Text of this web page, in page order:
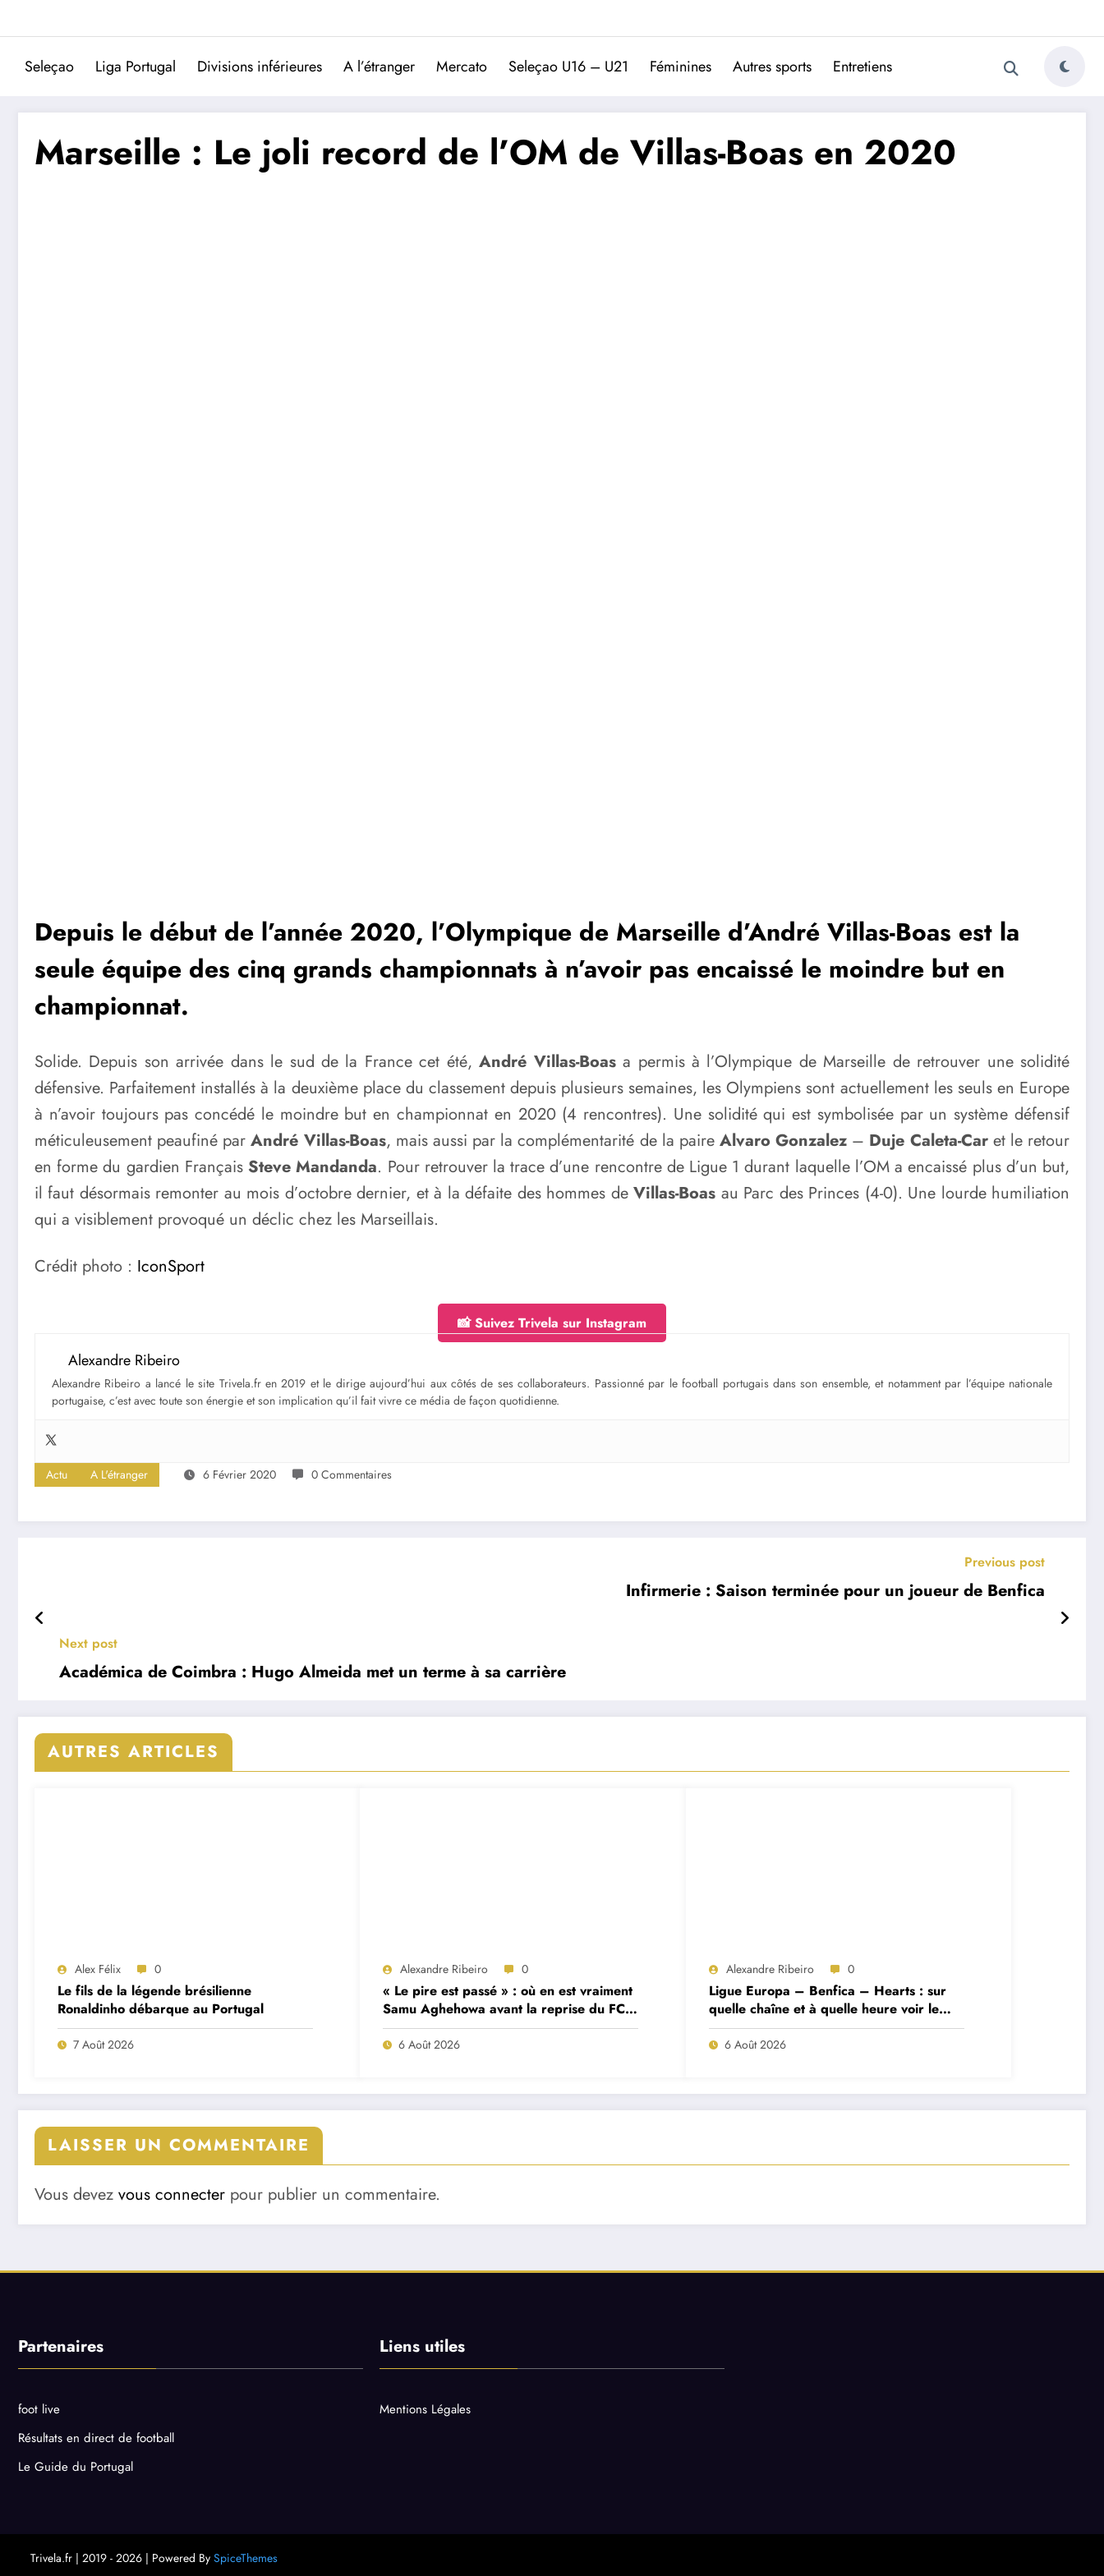
Trivela
L'actualité du football portugais
Seleçao Liga Portugal Divisions inférieures A l’étranger Mercato Seleçao U16 – U21 Féminines Autres sports Entretiens
Marseille : Le joli record de l’OM de Villas-Boas en 2020
Depuis le début de l’année 2020, l’Olympique de Marseille d’André Villas-Boas est la
seule équipe des cinq grands championnats à n’avoir pas encaissé le moindre but en
championnat.
Solide. Depuis son arrivée dans le sud de la France cet été,André Villas-Boasa permis à l’Olympique de Marseille de retrouver une solidité
défensive. Parfaitement installés à la deuxième place du classement depuis plusieurs semaines, les Olympiens sont actuellement les seuls en Europe
à n’avoir toujours pas concédé le moindre but en championnat en 2020 (4 rencontres). Une solidité qui est symbolisée par un système défensif
méticuleusement peaufiné parAndré Villas-Boas, mais aussi par la complémentarité de la paire Alvaro Gonzalez – Duje Caleta-Caret le retour
en forme du gardien Français Steve Mandanda. Pour retrouver la trace d’une rencontre de Ligue 1 durant laquelle l’OM a encaissé plus d’un but,
il faut désormais remonter au mois d’octobre dernier, et à la défaite des hommes deVillas-Boas au Parc des Princes (4-0). Une lourde humiliation
qui a visiblement provoqué un déclic chez les Marseillais.
Crédit photo : IconSport
📸 Suivez Trivela sur Instagram
Alexandre Ribeiro
Alexandre Ribeiro a lancé le site Trivela.fr en 2019 et le dirige aujourd’hui aux côtés de ses collaborateurs. Passionné par le football portugais dans son ensemble, et notamment par l’équipe nationale
portugaise, c’est avec toute son énergie et son implication qu’il fait vivre ce média de façon quotidienne.
Actu A L'étranger 6 Février 2020 0 Commentaires
Previous post
Infirmerie : Saison terminée pour un joueur de Benfica
Next post
Académica de Coimbra : Hugo Almeida met un terme à sa carrière
AUTRES ARTICLES
Alex Félix 0
Le fils de la légende brésilienne
Ronaldinho débarque au Portugal
7 Août 2026
Alexandre Ribeiro 0
« Le pire est passé » : où en est vraiment
Samu Aghehowa avant la reprise du FC
Porto ?
6 Août 2026
Alexandre Ribeiro 0
Ligue Europa – Benfica – Hearts : sur
quelle chaîne et à quelle heure voir le
match ?
6 Août 2026
LAISSER UN COMMENTAIRE
Vous devez vous connecter pour publier un commentaire.
Partenaires
foot live
Résultats en direct de football
Le Guide du Portugal
Liens utiles
Mentions Légales
Trivela.fr | 2019 - 2026 | Powered By SpiceThemes